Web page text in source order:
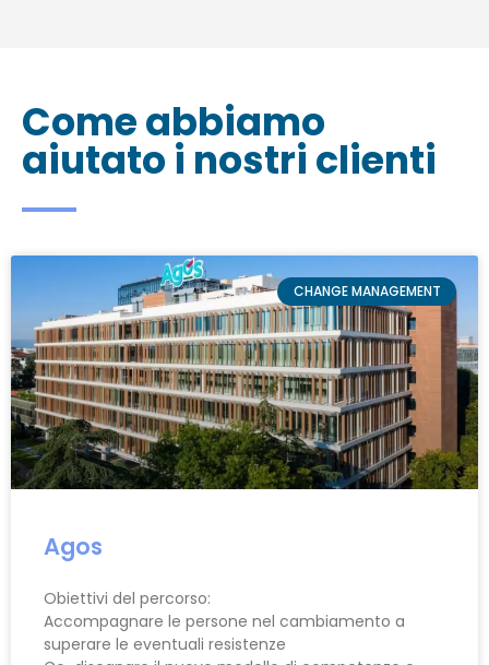
Come abbiamo
aiutato i nostri clienti
CHANGE MANAGEMENT
Agos
Obiettivi del percorso:
Accompagnare le persone nel cambiamento a
superare le eventuali resistenze